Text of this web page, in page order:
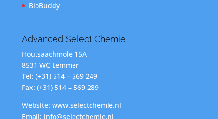
BioBuddy
Advanced Select Chemie
Houtsaachmole 15A
8531 WC Lemmer
Tel: (+31) 514 – 569 249
Fax: (+31) 514 – 569 289
Website: www.selectchemie.nl
Email: info@selectchemie.nl